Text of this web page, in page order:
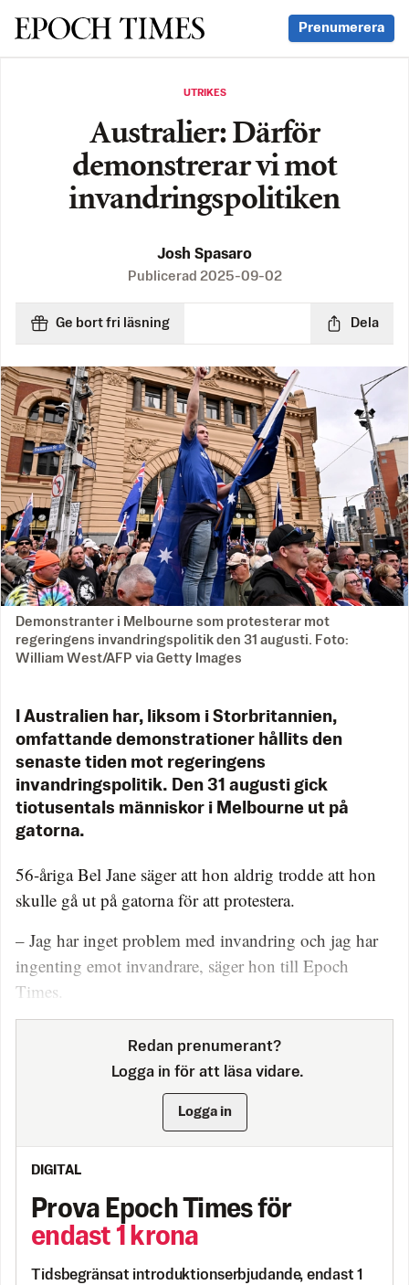
Svenska Epoch Times Prenumerera
UTRIKES
Australier: Därför
demonstrerar vi mot
invandringspolitiken
Josh Spasaro
Publicerad 2025-09-02
Ge bort fri läsning Dela
Demonstranter i Melbourne som protesterar mot
regeringens invandringspolitik den 31 augusti. Foto:
William West/AFP via Getty Images
I Australien har, liksom i Storbritannien,
omfattande demonstrationer hållits den
senaste tiden mot regeringens
invandringspolitik. Den 31 augusti gick
tiotusentals människor i Melbourne ut på
gatorna.
56-åriga Bel Jane säger att hon aldrig trodde att hon
skulle gå ut på gatorna för att protestera.
– Jag har inget problem med invandring och jag har
ingenting emot invandrare, säger hon till Epoch
Times.
Redan prenumerant?
Logga in för att läsa vidare.
Logga in
DIGITAL
Prova Epoch Times för
endast 1 krona
Tidsbegränsat introduktionserbjudande, endast 1